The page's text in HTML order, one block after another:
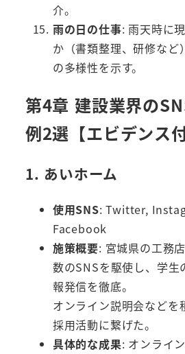
介。
雨の日の仕事: 雨天時に
か（書類整理、研修など
の多様性を示す。
第4章 建設業界の
例2選【エビデンス付
1. あいホーム
使用SNS: Twitter,
Facebook
施策概要: 宮城県の工務
数のSNSを駆使し、学生
報発信を徹底。
オンライン説明会などを
採用活動に繋げた。
具体的な成果: オンライ